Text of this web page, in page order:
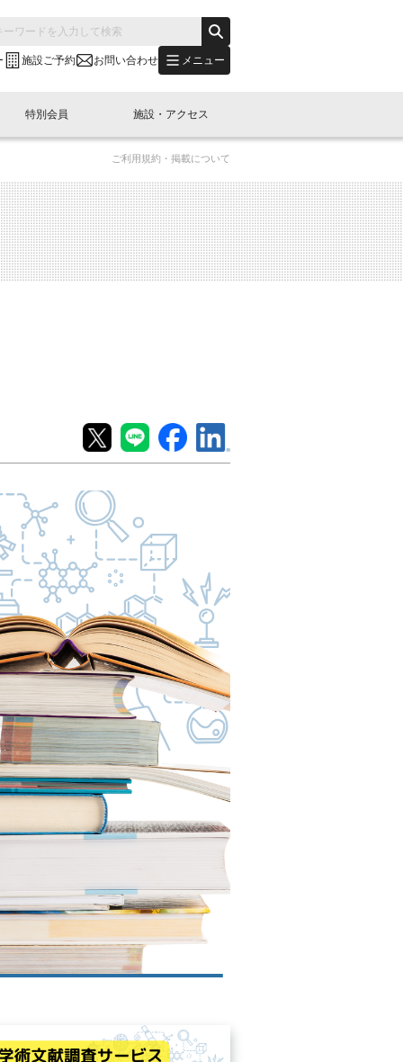
施設ご予約 お問い合わせ メニュー
別会員開催
展・参加
"LINK-BioBAY TOKYO"？
(News Letter)
コラム
ュース・事業紹介
ベント
LINK-J WEST
容
本橋エリアについて
特別会員
し込み
施設・アクセス
予約
ご利用規約・掲載について